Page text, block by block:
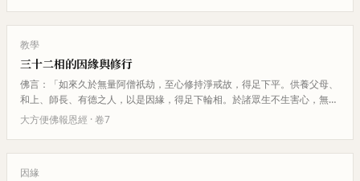
教學
三十二相的因緣與修行
佛言：「如來久於無量阿僧祇劫，至心修持淨戒故，得足下平。供養父母、
和上、師長、有德之人，以是因緣，得足下輪相。於諸眾生不生害心，無劫
盜想；若見父母、和上、師長有…
大方便佛報恩經 · 卷7
因緣